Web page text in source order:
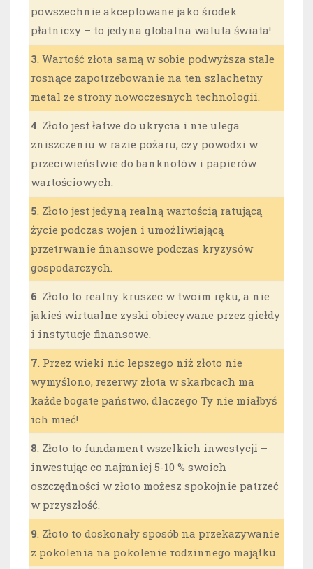
powszechnie akceptowane jako środek
płatniczy – to jedyna globalna waluta świata!
3 . Wartość złota samą w sobie podwyższa stale
rosnące zapotrzebowanie na ten szlachetny
metal ze strony nowoczesnych technologii.
4 . Złoto jest łatwe do ukrycia i nie ulega
zniszczeniu w razie pożaru, czy powodzi w
przeciwieństwie do banknotów i papierów
wartościowych.
5 . Złoto jest jedyną realną wartością ratującą
życie podczas wojen i umożliwiającą
przetrwanie finansowe podczas kryzysów
gospodarczych.
6 . Złoto to realny kruszec w twoim ręku, a nie
jakieś wirtualne zyski obiecywane przez giełdy
i instytucje finansowe.
7 . Przez wieki nic lepszego niż złoto nie
wymyślono, rezerwy złota w skarbcach ma
każde bogate państwo, dlaczego Ty nie miałbyś
ich mieć!
8 . Złoto to fundament wszelkich inwestycji –
inwestując co najmniej 5-10 % swoich
oszczędności w złoto możesz spokojnie patrzeć
w przyszłość.
9 . Złoto to doskonały sposób na przekazywanie
z pokolenia na pokolenie rodzinnego majątku.